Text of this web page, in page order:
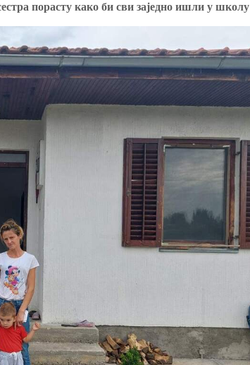
порасту како би сви заједно ишли у школу